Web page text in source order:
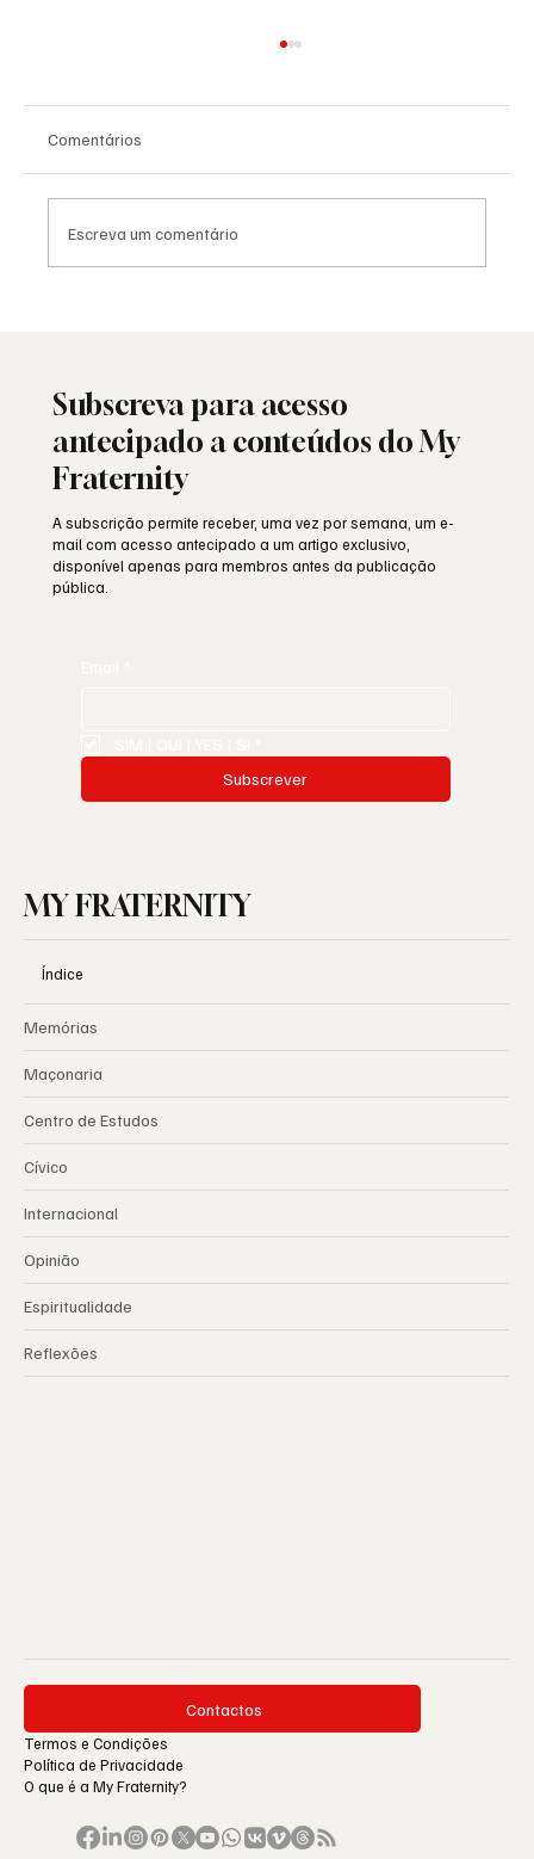
Comentários
Escreva um comentário
Subscreva para acesso
antecipado a conteúdos do My
Fraternity
A subscrição permite receber, uma vez por semana, um e-
mail com acesso antecipado a um artigo exclusivo,
disponível apenas para membros antes da publicação
pública.
Subscrever
MY FRATERNITY
Índice
Memórias
Maçonaria
Centro de Estudos
Cívico
Internacional
Opinião
Espiritualidade
Reflexões
Contactos
Termos e Condições
Política de Privacidade
O que é a My Fraternity?